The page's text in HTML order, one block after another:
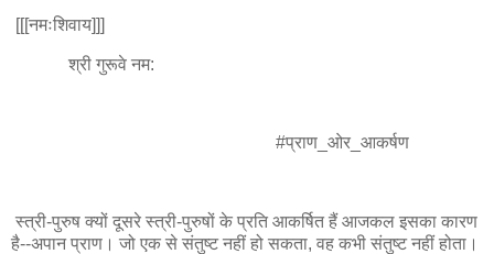
[[[नमःशिवाय]]]
श्री गुरूवे नम:
#प्राण_ओर_आकर्षण
स्त्री-पुरुष क्यों दूसरे स्त्री-पुरुषों के प्रति आकर्षित हैं आजकल इसका कारण
है--अपान प्राण। जो एक से संतुष्ट नहीं हो सकता, वह कभी संतुष्ट नहीं होता।